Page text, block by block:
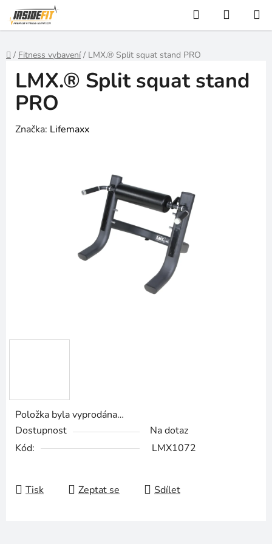
Přejít
na
obsah
Hledat
KOŠÍK
Domů
/ Fitness vybavení / LMX.® Split squat stand PRO
Položka byla vyprodána…
Dostupnost
Na dotaz
Kód:
LMX1072
Tisk Zeptat se Sdílet
LMX.® Split squat stand
PRO
Značka: Lifemaxx